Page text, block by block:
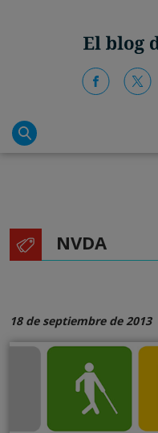
NVDA
18 de septiembre de 2013